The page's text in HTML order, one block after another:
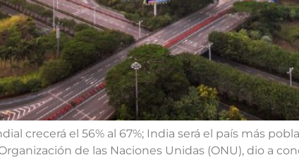
crecerá el 56% al 67%; India será el país más
de las Naciones Unidas (ONU), dio a